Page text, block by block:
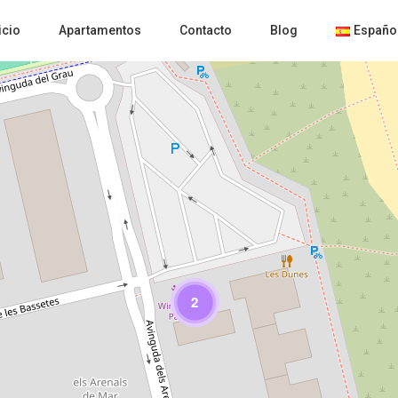
Apartamentos Contacto Blog
2
Loading Maps